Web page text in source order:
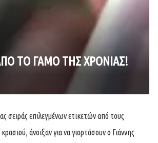
ΤΟ ΓΑΜΟ ΤΗΣ ΧΡΟΝΙΑΣ!
σειράς επιλεγμένων ετικετών από τους
άνοιξαν για να γιορτάσουν ο Γιάννης